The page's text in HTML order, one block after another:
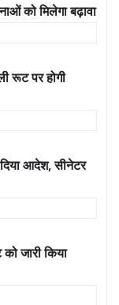
को मिलेगा बढ़ावा
रूट पर होगी
आदेश, सीनेटर
को जारी किया